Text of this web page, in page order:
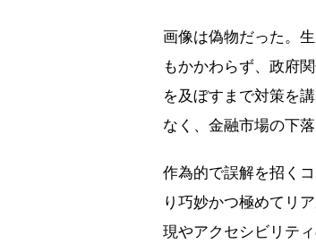
画像は偽物だった。
もかかわらず、政府
を及ぼすまで対策を
なく、金融市場の下
作為的で誤解を招く
り巧妙かつ極めてリ
現やアクセシビリテ